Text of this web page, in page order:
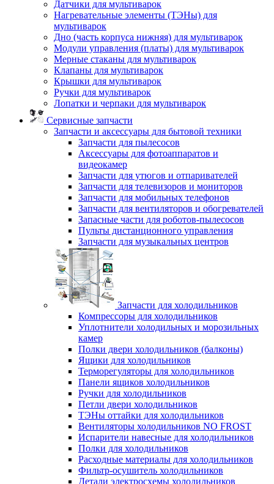
Датчики для мультиварок
Нагревательные элементы (ТЭНы) для
мультиварок
Дно (часть корпуса нижняя) для мультиварок
Модули управления (платы) для мультиварок
Мерные стаканы для мультиварок
Клапаны для мультиварок
Крышки для мультиварок
Ручки для мультиварок
Лопатки и черпаки для мультиварок
Сервисные запчасти
Запчасти и аксессуары для бытовой техники
Запчасти для пылесосов
Аксессуары для фотоаппаратов и
видеокамер
Запчасти для утюгов и отпаривателей
Запчасти для телевизоров и мониторов
Запчасти для мобильных телефонов
Запчасти для вентиляторов и обогревателей
Запасные части для роботов-пылесосов
Пульты дистанционного управления
Запчасти для музыкальных центров
Запчасти для холодильников
Компрессоры для холодильников
Уплотнители холодильных и морозильных
камер
Полки двери холодильников (балконы)
Ящики для холодильников
Терморегуляторы для холодильников
Панели ящиков холодильников
Ручки для холодильников
Петли двери холодильников
ТЭНы оттайки для холодильников
Вентиляторы холодильников NO FROST
Испарители навесные для холодильников
Полки для холодильников
Расходные материалы для холодильников
Фильтр-осушитель холодильников
Детали электросхемы холодильников